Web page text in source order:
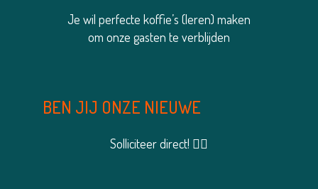
Je wil perfecte koffie’s (leren) maken
om onze gasten te verblijden
BEN JIJ ONZE NIEUWE
Solliciteer direct! 👇🏼